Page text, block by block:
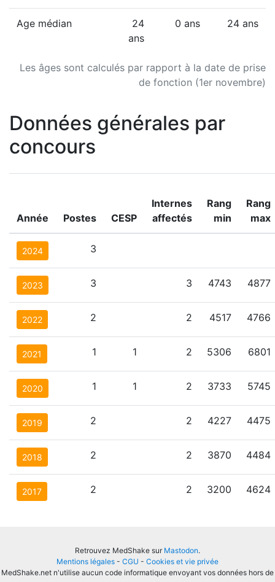
Les âges sont calculés par rapport à la date de prise
de fonction (1er novembre)
Age médian
24
ans
0 ans 24 ans
Données générales par
concours
Année Postes CESP
Internes
affectés
Rang
min
Rang
max
2024 3
2023 3 3 4743 4877
2022 2 2 4517 4766
2021 1 1 2 5306 6801
2020 1 1 2 3733 5745
2019 2 2 4227 4475
2018 2 2 3870 4484
2017 2 2 3200 4624
Retrouvez MedShake sur Mastodon.
Mentions légales - CGU - Cookies et vie privée
MedShake.net n'utilise aucun code informatique envoyant vos données hors de